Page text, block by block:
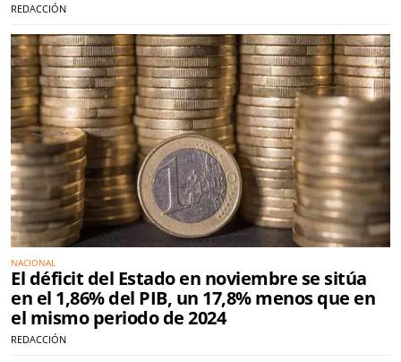
REDACCIÓN
NACIONAL
El déficit del Estado en noviembre se sitúa
en el 1,86% del PIB, un 17,8% menos que en
el mismo periodo de 2024
REDACCIÓN